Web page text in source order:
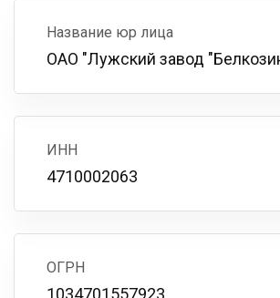
Название юр лица
ОАО "Лужский завод
ИНН
4710002063
ОГРН
1034701557923